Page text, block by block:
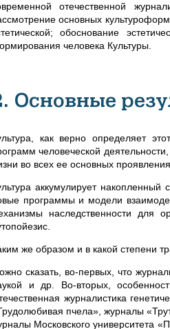
отечественной
основных
обоснование
человека Культуры.
Основные
как верно определяет
человеческой
во всех ее основных
аккумулирует
программы и модели
наследственности для
же образом и в какой степени
сказать, во-первых, что
и др. Во-вторых,
журналистика
пчела», журналы
Московского университета